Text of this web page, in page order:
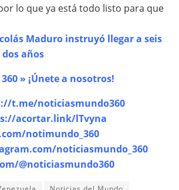
lo que ya está todo listo para que
Maduro instruyó llegar a seis
años
» ¡Únete a nosotros!
t.me/noticiasmundo360
acortar.link/lTvyna
notimundo_360
noticiasmundo_360
@noticiasmundo360